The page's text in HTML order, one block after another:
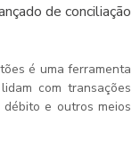
de conciliação
é uma ferramenta
com transações
e outros meios